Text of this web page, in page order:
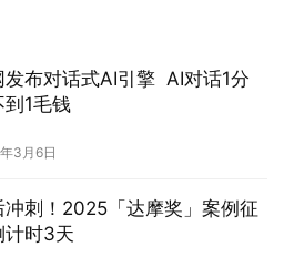
发布对话式AI引擎 AI对话1分
到1毛钱
3月6日
冲刺！2025「达摩奖」案例征
计时3天